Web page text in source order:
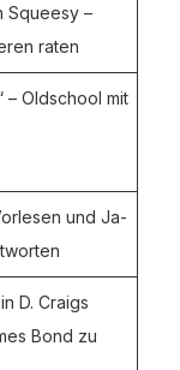
Squeesy –
raten
– Oldschool mit
und Ja-
D. Craigs
Bond zu